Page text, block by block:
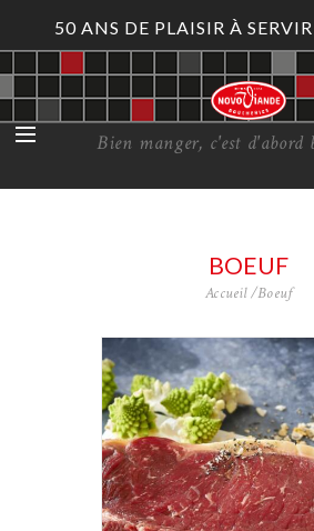
50 ANS DE PLAISIR À
Bien manger, c'est d'abord
BOEUF
Accueil Boeuf